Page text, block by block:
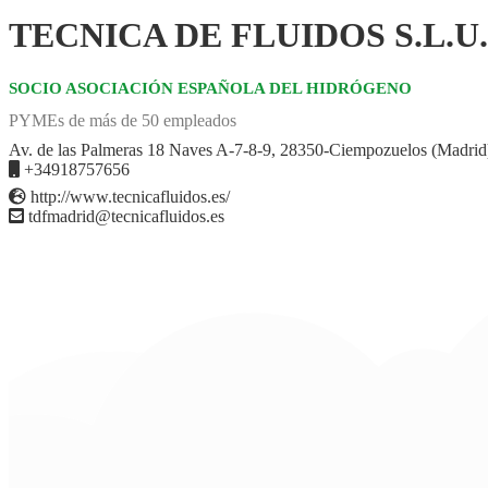
TECNICA DE FLUIDOS S.L.U.
SOCIO ASOCIACIÓN ESPAÑOLA DEL HIDRÓGENO
PYMEs de más de 50 empleados
Av. de las Palmeras 18 Naves A-7-8-9, 28350-Ciempozuelos
+34918757656
http://www.tecnicafluidos.es/
tdfmadrid@tecnicafluidos.es